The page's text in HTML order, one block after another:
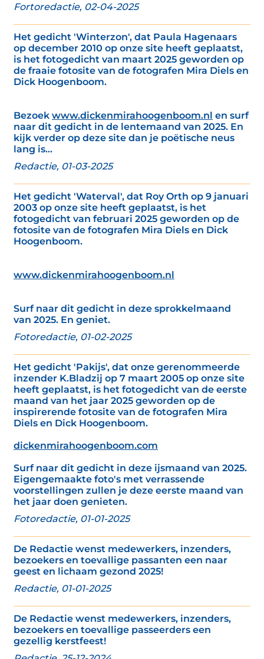
Fortoredactie, 02-04-2025
Het gedicht 'Winterzon', dat Paula Hagenaars
op december 2010 op onze site heeft geplaatst,
is het fotogedicht van maart 2025 geworden op
de fraaie fotosite van de fotografen Mira Diels en
Dick Hoogenboom.
Bezoek www.dickenmirahoogenboom.nl en surf
naar dit gedicht in de lentemaand van 2025. En
kijk verder op deze site dan je poëtische neus
lang is...
Redactie, 01-03-2025
Het gedicht 'Waterval', dat Roy Orth op 9 januari
2003 op onze site heeft geplaatst, is het
fotogedicht van februari 2025 geworden op de
fotosite van de fotografen Mira Diels en Dick
Hoogenboom.
www.dickenmirahoogenboom.nl
Surf naar dit gedicht in deze sprokkelmaand
van 2025. En geniet.
Fotoredactie, 01-02-2025
Het gedicht 'Pakijs', dat onze gerenommeerde
inzender K.Bladzij op 7 maart 2005 op onze site
heeft geplaatst, is het fotogedicht van de eerste
maand van het jaar 2025 geworden op de
inspirerende fotosite van de fotografen Mira
Diels en Dick Hoogenboom.
dickenmirahoogenboom.com
Surf naar dit gedicht in deze ijsmaand van 2025.
Eigengemaakte foto's met verrassende
voorstellingen zullen je deze eerste maand van
het jaar doen genieten.
Fotoredactie, 01-01-2025
De Redactie wenst medewerkers, inzenders,
bezoekers en toevallige passanten een naar
geest en lichaam gezond 2025!
Redactie, 01-01-2025
De Redactie wenst medewerkers, inzenders,
bezoekers en toevallige passeerders een
gezellig kerstfeest!